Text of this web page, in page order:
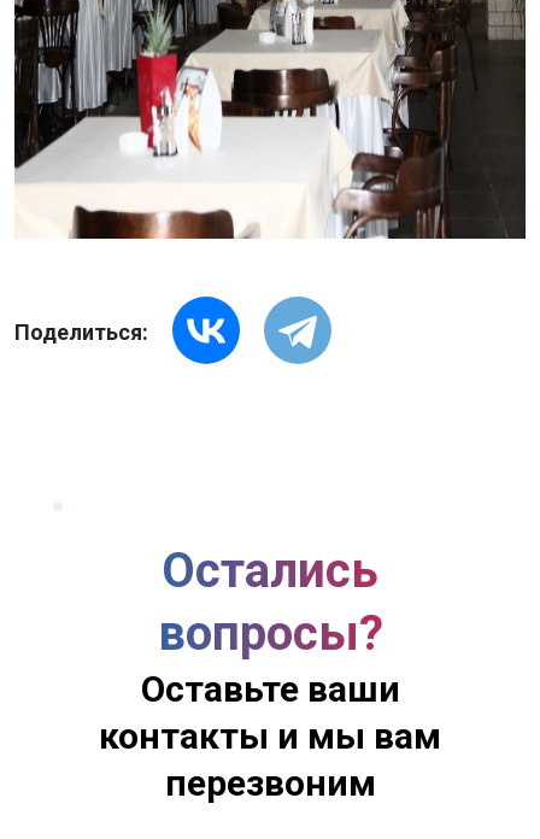
Поделиться:
Остались
вопросы?
Оставьте ваши
контакты и мы вам
перезвоним